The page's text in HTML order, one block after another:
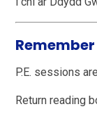
Remember
P.E. sessions
Return reading